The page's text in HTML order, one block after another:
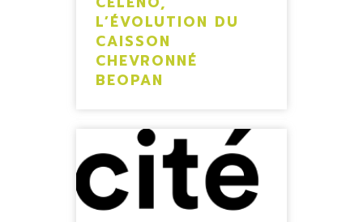
L’ÉVOLUTION DU
CAISSON
CHEVRONNÉ
BEOPAN